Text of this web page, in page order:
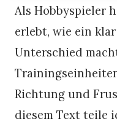
Als Hobbyspieler
erlebt, wie ein
Unterschied
Richtung und
diesem Text teile